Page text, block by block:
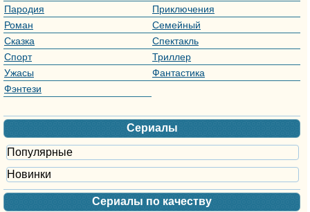
Пародия
Приключения
Роман
Семейный
Сказка
Спектакль
Спорт
Триллер
Ужасы
Фантастика
Фэнтези
Сериалы
Популярные
Новинки
Сериалы по качеству